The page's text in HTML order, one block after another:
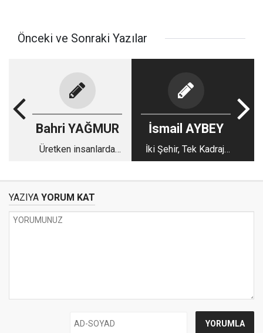
Önceki ve Sonraki Yazılar
Bahri YAĞMUR
Üretken insanlarda
İsmail AYBEY
İki Şehir, Tek Kadraj:
Manisa mı,
YAZIYA YORUM KAT